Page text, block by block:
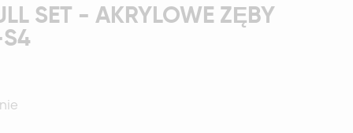
SET - AKRYLOWE ZĘBY